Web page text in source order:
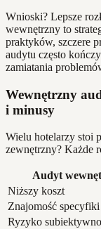
Wnioski? Lepsze
wewnętrzny to
praktyków, szczere
audytu często
zamiatania
Wewnętrzny
i minusy
Wielu hotelarzy stoi
zewnętrzny? Każde
Audyt
Niższy koszt
Znajomość specyfiki
Ryzyko